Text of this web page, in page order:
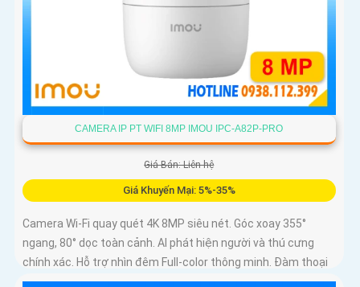
CAMERA IP PT WIFI 8MP IMOU IPC-A82P-PRO
Giá Bán: Liên hệ
Giá Khuyến Mại: 5%-35%
Camera Wi-Fi quay quét 4K 8MP siêu nét. Góc xoay 355°
ngang, 80° dọc toàn cảnh. AI phát hiện người và thú cưng
chính xác. Hỗ trợ nhìn đêm Full-color thông minh. Đàm thoại
2 chiều tiện lợi từ xa